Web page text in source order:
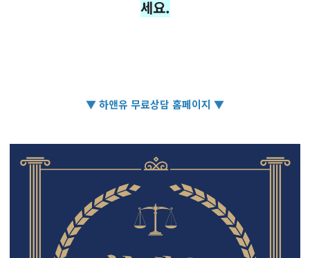
세요.
▼ 하앤유 무료상담 홈페이지 ▼